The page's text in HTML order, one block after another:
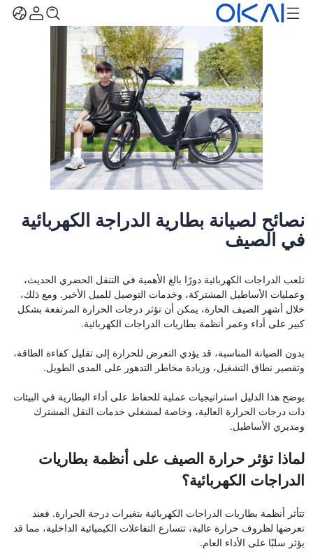
نصائح لصيانة بطارية الدراجة الكهربائية
في الصيف
تلعب الدراجات الكهربائية دورًا بالغ الأهمية في التنقل الحضري الحديث،
وعمليات الأساطيل المشتركة، وخدمات التوصيل للميل الأخير. ومع ذلك،
خلال أشهر الصيف الحارة، يمكن أن تؤثر درجات الحرارة المرتفعة بشكل
كبير على أداء وعمر أنظمة بطاريات الدراجات الكهربائية.
بدون الصيانة المناسبة، قد يؤدي التعرض للحرارة إلى تقليل كفاءة الطاقة،
وتقصير نطاق التشغيل، وزيادة مخاطر التدهور على المدى الطويل.
يوضح هذا الدليل استراتيجيات عملية للحفاظ على أداء البطارية في البيئات
ذات درجات الحرارة العالية، وخاصة لمشغلي خدمات النقل المشترك
ومديري الأساطيل.
لماذا تؤثر حرارة الصيف على أنظمة بطاريات
الدراجات الكهربائية؟
تتأثر أنظمة بطاريات الدراجات الكهربائية بتغيرات درجة الحرارة. فعند
تعرضها لظروف حرارة عالية، تتسارع التفاعلات الكيميائية الداخلية، مما قد
يؤثر سلبًا على الأداء العام.